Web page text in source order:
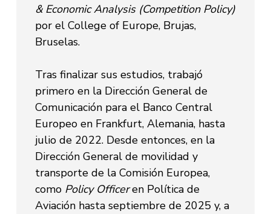
& Economic Analysis (Competition Policy)
por el College of Europe, Brujas,
Bruselas.
Tras finalizar sus estudios, trabajó
primero en la Dirección General de
Comunicación para el Banco Central
Europeo en Frankfurt, Alemania, hasta
julio de 2022. Desde entonces, en la
Dirección General de movilidad y
transporte de la Comisión Europea,
como Policy Officeren Política de
Aviación hasta septiembre de 2025 y, a